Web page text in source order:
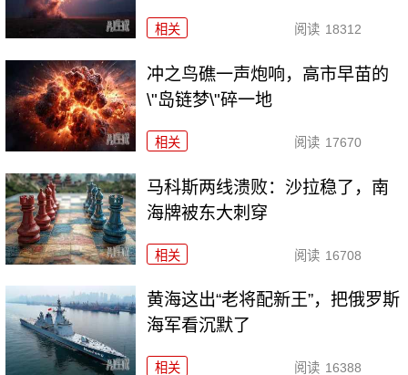
相关 阅读 18312
冲之鸟礁一声炮响，高市早苗的
\"岛链梦\"碎一地
相关 阅读 17670
马科斯两线溃败：沙拉稳了，南
海牌被东大刺穿
相关 阅读 16708
黄海这出“老将配新王”，把俄罗斯
海军看沉默了
相关 阅读 16388